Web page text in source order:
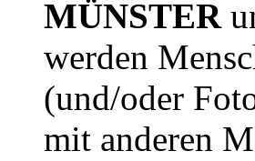
MÜNSTER
werden
(und/oder
mit anderen